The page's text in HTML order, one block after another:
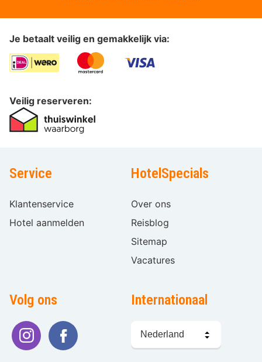
Je betaalt veilig en gemakkelijk via:
Veilig reserveren:
Service
Klantenservice
Hotel aanmelden
HotelSpecials
Over ons
Reisblog
Sitemap
Vacatures
Volg ons Internationaal
kiezen